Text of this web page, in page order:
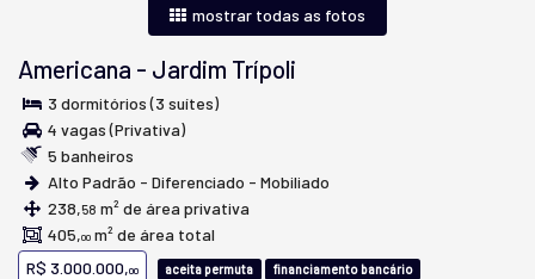
mostrar todas as fotos
Americana - Jardim Trípoli
3 dormitórios (3 suítes)
4 vagas (Privativa)
5 banheiros
Alto Padrão - Diferenciado - Mobiliado
238,58 m² de área privativa
405,00 m² de área total
R$ 3.000.000,00 aceita permuta financiamento bancário